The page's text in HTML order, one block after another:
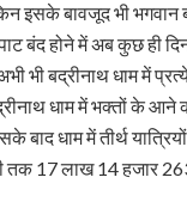
इसके बावजूद भी भगवान
बंद होने में अब कुछ ही
भी बद्रीनाथ धाम में
धाम में भक्तों के आने
धाम में तीर्थ
17 लाख 14 हजार 263